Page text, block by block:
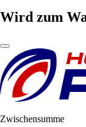
Wird zum
Zwischensumme